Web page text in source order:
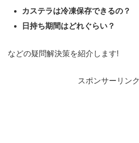
カステラは冷凍保存できるの？
日持ち期間はどれぐらい？
などの疑問解決策を紹介します!
スポンサーリンク